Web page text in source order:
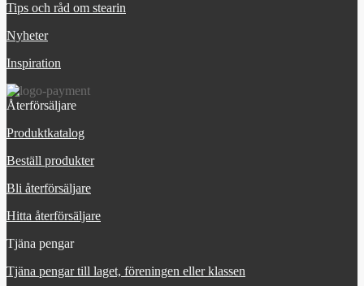
Tips och råd om stearin
Nyheter
Inspiration
Återförsäljare
Produktkatalog
Beställ produkter
Bli återförsäljare
Hitta återförsäljare
Tjäna pengar
Tjäna pengar till laget, föreningen eller klassen